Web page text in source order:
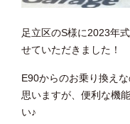
足立区のS様に2023年
せていただきました！
E90からのお乗り換え
思いますが、便利な機
い♪